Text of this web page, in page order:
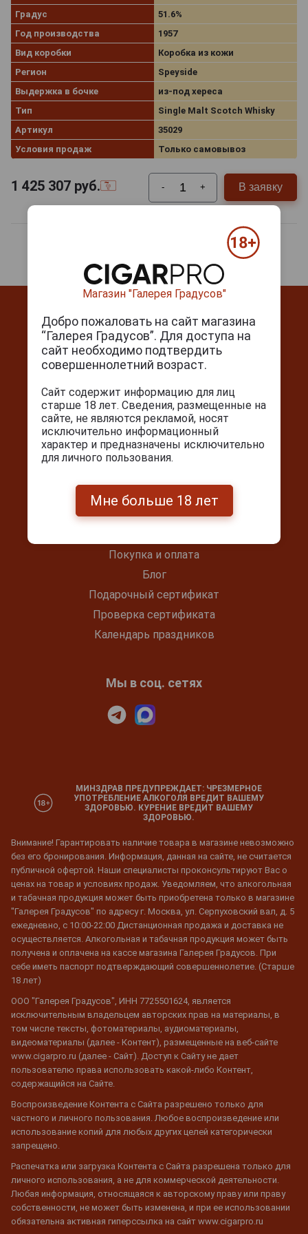
Градус
51.6%
Год производства
1957
Вид коробки
Коробка из кожи
Регион
Speyside
Выдержка в бочке
из-под хереса
Тип
Single Malt Scotch Whisky
Артикул
35029
Условия продаж
Только самовывоз
1 425 307 руб. - + В заявку
Контакты
г. Москва, Серпуховский вал, д. 5
Ежедневно с 10:00 до 22:00
+7(495) 644-59-95
info@cigarpro.ru
Покупателям
Покупка и оплата
Блог
Подарочный сертификат
Проверка сертификата
Календарь праздников
Мы в соц. сетях
МИНЗДРАВ ПРЕДУПРЕЖДАЕТ: ЧРЕЗМЕРНОЕ
УПОТРЕБЛЕНИЕ АЛКОГОЛЯ ВРЕДИТ ВАШЕМУ
ЗДОРОВЬЮ. КУРЕНИЕ ВРЕДИТ ВАШЕМУ
ЗДОРОВЬЮ.
Внимание! Гарантировать наличие товара в магазине невозможно
без его бронирования. Информация, данная на сайте, не считается
публичной офертой. Наши специалисты проконсультируют Вас о
ценах на товар и условиях продаж. Уведомляем, что алкогольная
и табачная продукция может быть приобретена только в магазине
"Галерея Градусов" по адресу г. Москва, ул. Серпуховский вал, д. 5
ежедневно, с 10:00-22:00 Дистанционная продажа и доставка не
осуществляется. Алкогольная и табачная продукция может быть
получена и оплачена на кассе магазина Галерея Градусов. При
себе иметь паспорт подтверждающий совершеннолетие. (Старше
18 лет)
ООО "Галерея Градусов", ИНН 7725501624, является
исключительным владельцем авторских прав на материалы, в
том числе тексты, фотоматериалы, аудиоматериалы,
видеоматериалы (далее - Контент), размещенные на веб-сайте
www.cigarpro.ru (далее - Сайт). Доступ к Сайту не дает
пользователю права использовать какой-либо Контент,
содержащийся на Сайте.
Воспроизведение Контента с Сайта разрешено только для
частного и личного пользования. Любое воспроизведение или
использование копий для любых других целей категорически
запрещено.
Распечатка или загрузка Контента с Сайта разрешена только для
личного использования, а не для коммерческой деятельности.
Любая информация, относящаяся к авторскому праву или праву
собственности, не может быть изменена, и при ее использовании
обязательна активная гиперссылка на сайт www.cigarpro.ru
Магазин "Галерея Градусов"
Добро пожаловать на сайт магазина
“Галерея Градусов”. Для доступа на
сайт необходимо подтвердить
совершеннолетний возраст.
Сайт содержит информацию для лиц
старше 18 лет. Сведения, размещенные на
сайте, не являются рекламой, носят
исключительно информационный
характер и предназначены исключительно
для личного пользования.
Мне больше 18 лет